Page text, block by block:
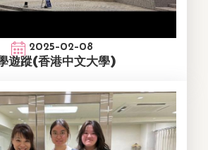
2025-02-08
遊蹤(香港中文大學)